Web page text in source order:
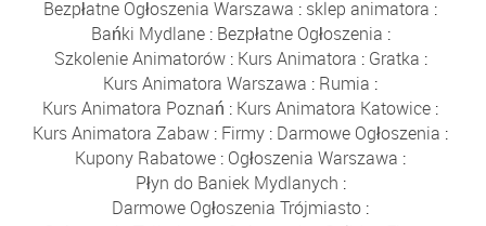
Bezpłatne Ogłoszenia Warszawa : sklep animatora :
Bańki Mydlane: Bezpłatne Ogłoszenia :
Szkolenie Animatorów: Kurs Animatora : Gratka :
Kurs Animatora Warszawa : Rumia :
Kurs Animatora Poznań : Kurs Animatora Katowice :
Kurs Animatora Zabaw : Firmy : Darmowe Ogłoszenia :
Kupony Rabatowe : Ogłoszenia Warszawa :
Płyn do Baniek Mydlanych :
Darmowe Ogłoszenia Trójmiasto :